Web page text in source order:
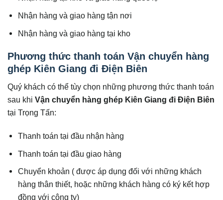
Nhận hàng và giao hàng tận nơi
Nhận hàng và giao hàng tại kho
Phương thức thanh toán Vận chuyển hàng
ghép Kiên Giang đi Điện Biên
Quý khách có thể tùy chọn những phương thức thanh toán
sau khi Vận chuyển hàng ghép Kiên Giang đi Điện Biên
tại Trọng Tấn:
Thanh toán tại đầu nhận hàng
Thanh toán tại đầu giao hàng
Chuyển khoản ( được áp dụng đối với những khách
hàng thân thiết, hoặc những khách hàng có ký kết hợp
đồng với công ty)